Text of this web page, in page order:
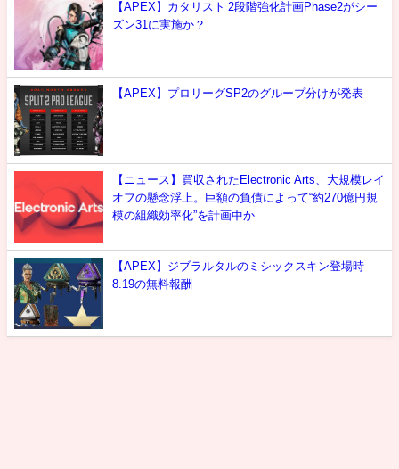
【APEX】カタリスト 2段階強化計画Phase2がシー
ズン31に実施か？
【APEX】プロリーグSP2のグループ分けが発表
【ニュース】買収されたElectronic Arts、大規模レイ
オフの懸念浮上。巨額の負債によって“約270億円規
模の組織効率化”を計画中か
【APEX】ジブラルタルのミシックスキン登場時
8.19の無料報酬